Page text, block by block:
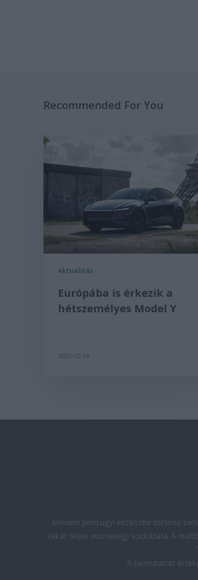
Recommended For You
Aktualitás
Európába is érkezik a
hétszemélyes Model Y
2025-12-14
Minden pénzügyi eszközbe történő
(akár teljes veszteség) kockázata. A
A bemutatott